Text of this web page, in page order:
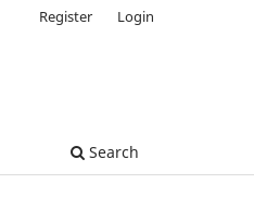
Search
Register Login